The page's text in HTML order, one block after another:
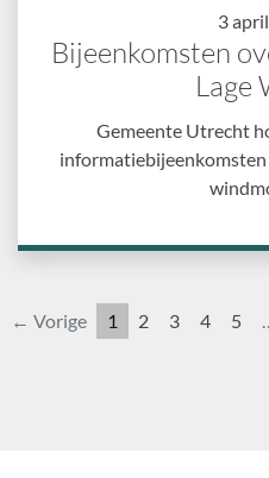
3
Bijeenkomsten
Lage
Gemeente Utrecht
← Vorige 1 2 3 4 5